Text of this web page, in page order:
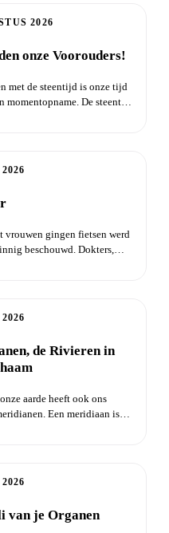
2026
onze Voorouders!
met de steentijd is onze tijd
momentopname. De steentijd
vrouwen gingen fietsen werd
beschouwd. Dokters,
de Rivieren in
aarde heeft ook ons
Een meridiaan is
van je Organen